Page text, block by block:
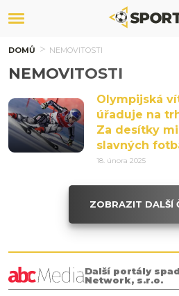
DOMŮ NEMOVITOSTI
NEMOVITOSTI
Olympijská
úřaduje na
Za desítky
slavných
18. února 2025
ZOBRAZIT DALŠÍ
Další portály
Network, s.r.o.